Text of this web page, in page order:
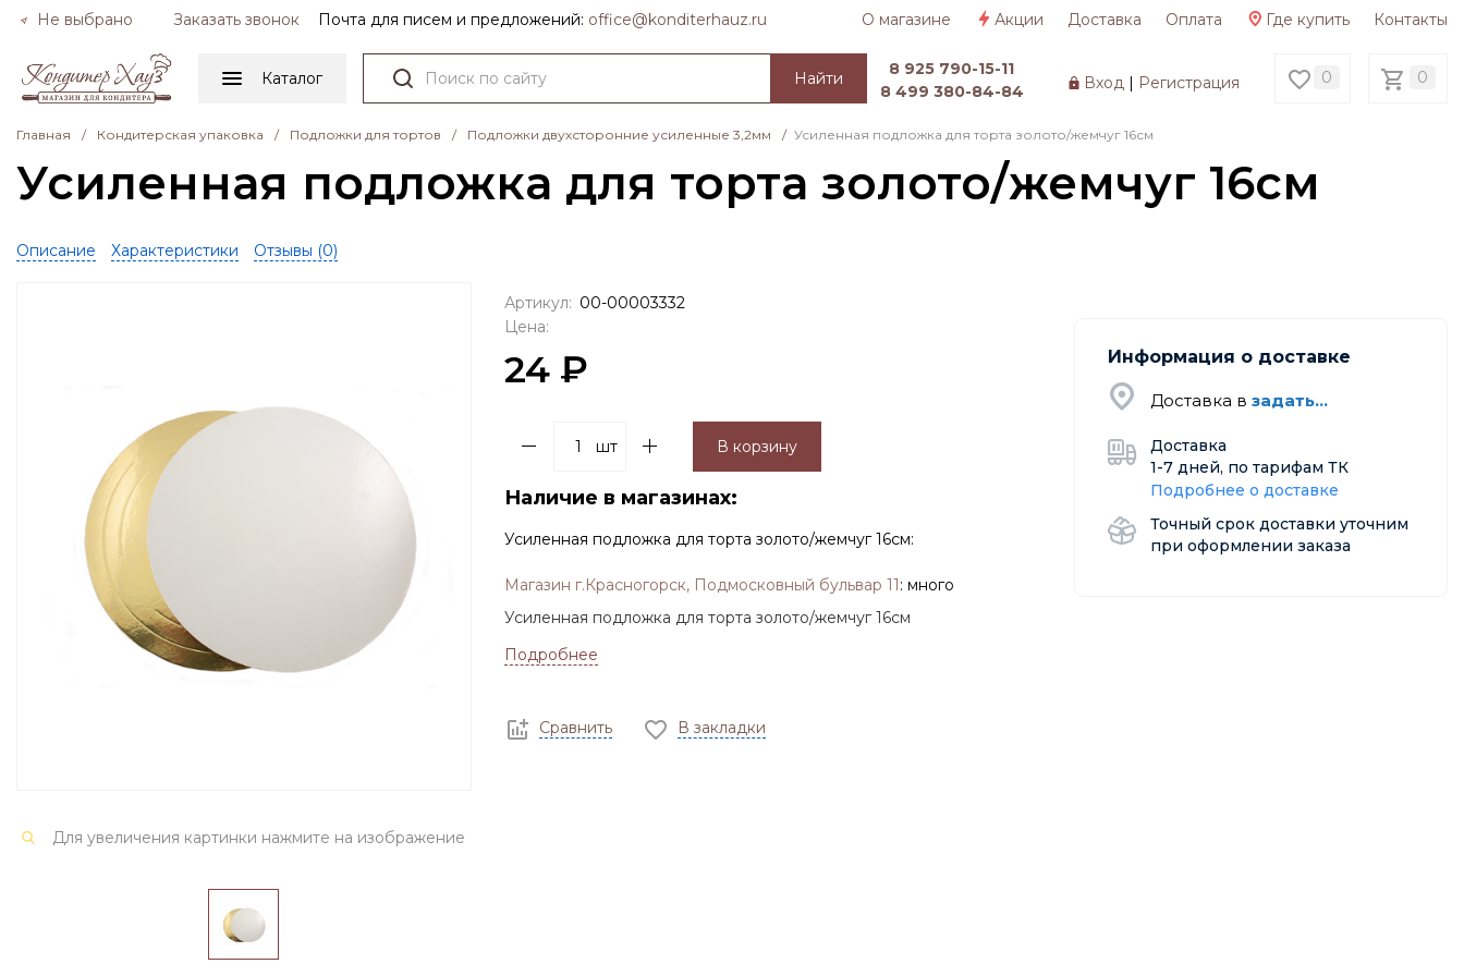
Не выбрано Заказать звонок Почта для писем и предложений: officе@konditerhauz.ru О магазине Акции Доставка Оплата Где купить Контакты
Каталог Вход| Регистрация 0 0
Найти
8 925 790-15-11
8 499 380-84-84
Главная / Кондитерская упаковка / Подложки для тортов / Подложки двухсторонние усиленные 3,2мм / Усиленная подложка для торта золото/жемчуг 16см
Усиленная подложка для торта золото/жемчуг 16см
Описание Характеристики Отзывы (0)
Для увеличения картинки нажмите на изображение
Артикул: 00-00003332
Цена:
24 ₽
шт В корзину
Наличие в магазинах:
Усиленная подложка для торта золото/жемчуг 16см:
Магазин г.Красногорск, Подмосковный бульвар 11: много
Информация о доставке
Доставка в задать...
Доставка
1-7 дней, по тарифам ТК
Подробнее о доставке
Точный срок доставки уточним
при оформлении заказа
Усиленная подложка для торта золото/жемчуг 16см
Подробнее
Сравнить В закладки